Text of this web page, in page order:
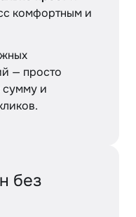
комфортным и
— просто
сумму и
без